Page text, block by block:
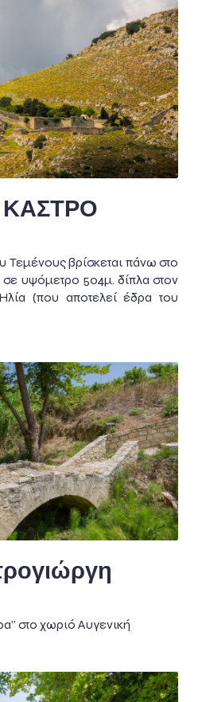
Τεμένους βρίσκεται πάνω στο
υψόμετρο 504μ. δίπλα στον
(που αποτελεί έδρα του
στο χωριό Αυγενική